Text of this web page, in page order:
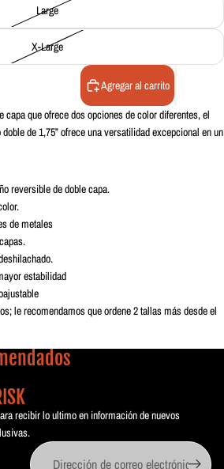
Large
X-Large
Agregar al carrito
capa que ofrece dos opciones de color diferentes, el
de 1,75” ofrece una versatilidad excepcional en un
reversible de doble capa.
de metales
estabilidad
le recomendamos que ordene 2 tallas más desde el
recibir lo ultimo en información de nuevos